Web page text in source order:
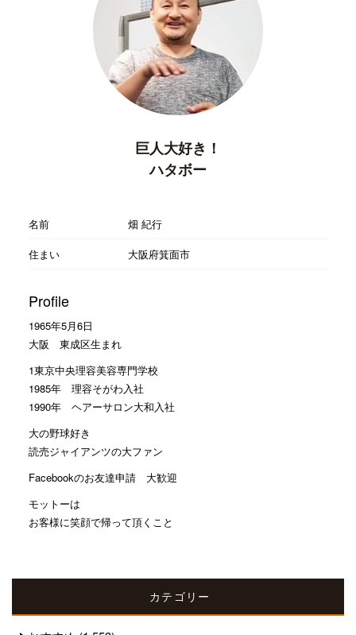
巨人大好き！
ハタボー
名前
畑 紀行
住まい
大阪府箕面市
Profile
1965年5月6日
大阪 東成区生まれ
1東京中央理容美容専門学校
1985年 理容そがわ入社
1990年 ヘアーサロン大和入社
大の野球好き
読売ジャイアンツの大ファン
Facebookのお友達申請 大歓迎
モットーは
お客様に笑顔で帰って頂くこと
カテゴリー